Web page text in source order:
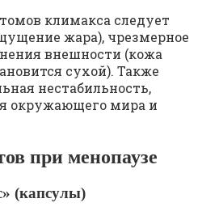
климакса следует
жара), чрезмерное
внешности (кожа
сухой). Также
нестабильность,
окружающего мира и
при менопаузе
(капсулы)